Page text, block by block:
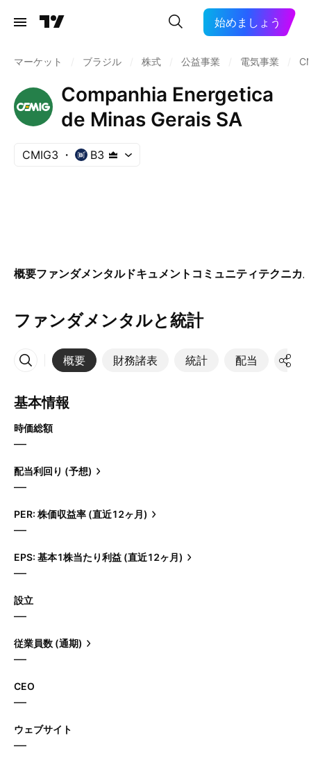
始めましょう
マーケット ブラジル 株式 公益事業 電気事業
Companhia Energetica
de Minas Gerais SA
CMIG3 B3
概要ファンダメンタルドキュメント コミュニティテクニカ
ファンダメンタルと統計
概要 財務諸表 統計 配当 決算
その他
基本情報
時価総額
—
配当利回り (予想)
—
PER: 株価収益率 (直近12ヶ月)
—
EPS: 基本1株当たり利益 (直近12ヶ月)
—
設立
—
従業員数 (通期)
—
CEO
—
ウェブサイト
—